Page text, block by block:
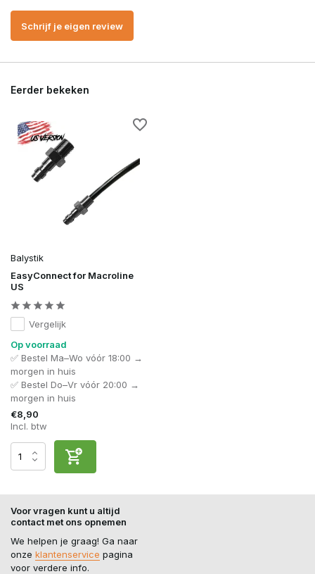
Schrijf je eigen review
Eerder bekeken
Balystik
EasyConnect for Macroline
US
Vergelijk
Op voorraad
✅ Bestel Ma–Wo vóór 18:00 →
morgen in huis
✅ Bestel Do–Vr vóór 20:00 →
morgen in huis
€8,90
Incl. btw
Voor vragen kunt u altijd
contact met ons opnemen
We helpen je graag! Ga naar
onze klantenservice pagina
voor verdere info.